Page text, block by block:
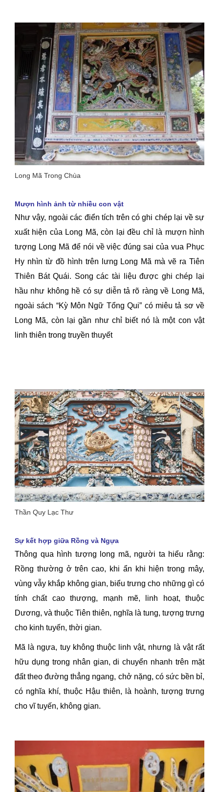
Long Mã Trong Chùa
Mượn hình ảnh từ nhiều con vật
Như vậy, ngoài các điển tích trên có ghi chép lại về sự
xuất hiện của Long Mã, còn lại đều chỉ là mượn hình
tượng Long Mã để nói về việc đúng sai của vua Phục
Hy nhìn từ đồ hình trên lưng Long Mã mà vẽ ra Tiên
Thiên Bát Quái. Song các tài liệu được ghi chép lại
hầu như không hề có sự diễn tả rõ ràng về Long Mã,
ngoài sách “Kỳ Môn Ngữ Tổng Qui” có miêu tả sơ về
Long Mã, còn lại gần như chỉ biết nó là một con vật
linh thiên trong truyền thuyết
Thần Quy Lạc Thư
Sự kết hợp giữa Rồng và Ngựa
Thông qua hình tượng long mã, người ta hiểu rằng:
Rồng thường ở trên cao, khi ẩn khi hiện trong mây,
vùng vẫy khắp không gian, biểu trưng cho những gì có
tính chất cao thượng, mạnh mẽ, linh hoạt, thuộc
Dương, và thuộc Tiên thiên, nghĩa là tung, tượng trưng
cho kinh tuyến, thời gian.
Mã là ngựa, tuy không thuộc linh vật, nhưng là vật rất
hữu dụng trong nhân gian, di chuyển nhanh trên mặt
đất theo đường thẳng ngang, chở nặng, có sức bền bỉ,
có nghĩa khí, thuộc Hậu thiên, là hoành, tượng trưng
cho vĩ tuyến, không gian.